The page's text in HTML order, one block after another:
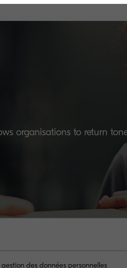
organisations to return
des données personnelles